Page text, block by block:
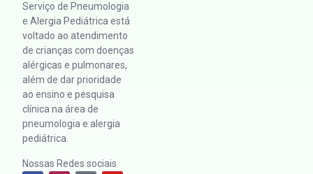
Serviço de Pneumologia
e Alergia Pediátrica está
voltado ao atendimento
de crianças com doenças
alérgicas e pulmonares,
além de dar prioridade
ao ensino e pesquisa
clínica na área de
pneumologia e alergia
pediátrica.
Nossas Redes sociais